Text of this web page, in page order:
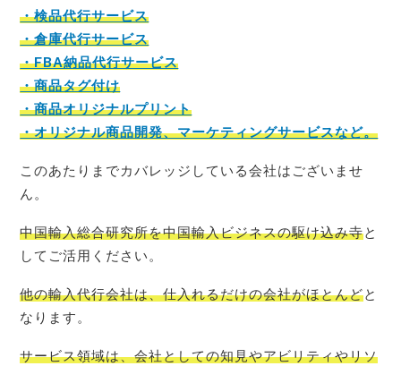
・検品代行サービス
・倉庫代行サービス
・FBA納品代行サービス
・商品タグ付け
・商品オリジナルプリント
・オリジナル商品開発、マーケティングサービスなど。
このあたりまでカバレッジしている会社はございませ
ん。
中国輸入総合研究所を中国輸入ビジネスの駆け込み寺と
してご活用ください。
他の輸入代行会社は、仕入れるだけの会社がほとんどと
なります。
サービス領域は、会社としての知見やアビリティやリソ